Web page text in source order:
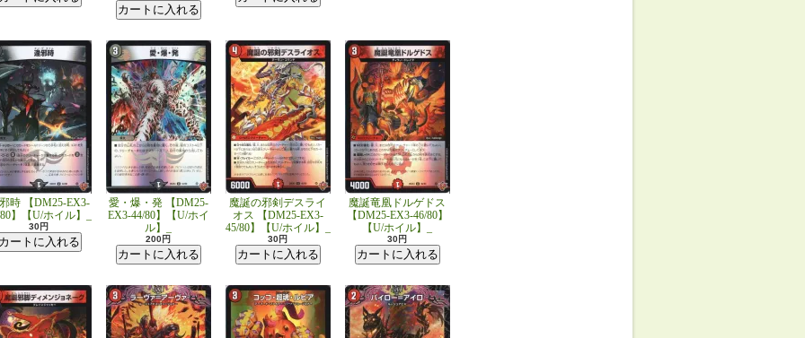
時 【DM25-EX3-
】【U/ホイル】_
30円
愛・爆・発 【DM25-
EX3-44/80】【U/ホイ
ル】_
200円
魔誕の邪剣デスライ
オス 【DM25-EX3-
45/80】【U/ホイル】_
30円
魔誕竜凰ドルゲドス
【DM25-EX3-46/80】
【U/ホイル】_
30円